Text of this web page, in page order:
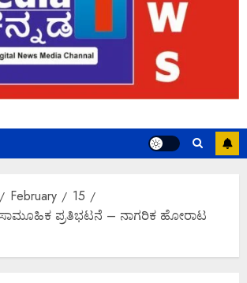
February
15
ಸಾಮೂಹಿಕ ಪ್ರತಿಭಟನೆ – ನಾಗರಿಕ ಹೋರಾಟ